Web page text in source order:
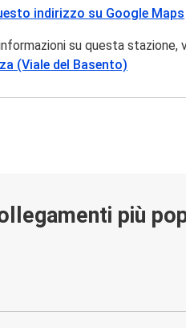
indirizzo su Google Maps
su questa stazione,
(Viale del Basento)
più